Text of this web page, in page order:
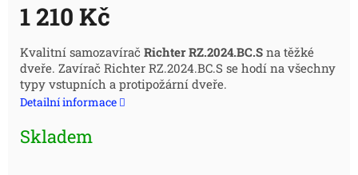
1 210 Kč
Měrná
cena:
Kvalitní samozavírač Richter RZ.2024.BC.S na těžké
dveře. Zavírač Richter RZ.2024.BC.S se hodí na všechny
typy vstupních a protipožární dveře.
Detailní informace
Skladem